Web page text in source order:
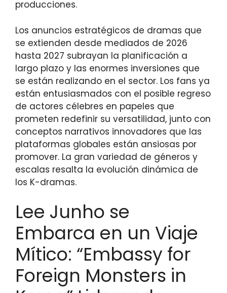
producciones.
Los anuncios estratégicos de dramas que
se extienden desde mediados de 2026
hasta 2027 subrayan la planificación a
largo plazo y las enormes inversiones que
se están realizando en el sector. Los fans ya
están entusiasmados con el posible regreso
de actores célebres en papeles que
prometen redefinir su versatilidad, junto con
conceptos narrativos innovadores que las
plataformas globales están ansiosas por
promover. La gran variedad de géneros y
escalas resalta la evolución dinámica de
los K-dramas.
Lee Junho se
Embarca en un Viaje
Mítico: “Embassy for
Foreign Monsters in